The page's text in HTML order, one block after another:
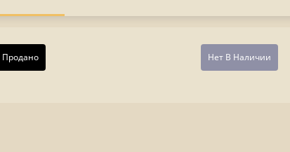
Продано Нет В Наличии